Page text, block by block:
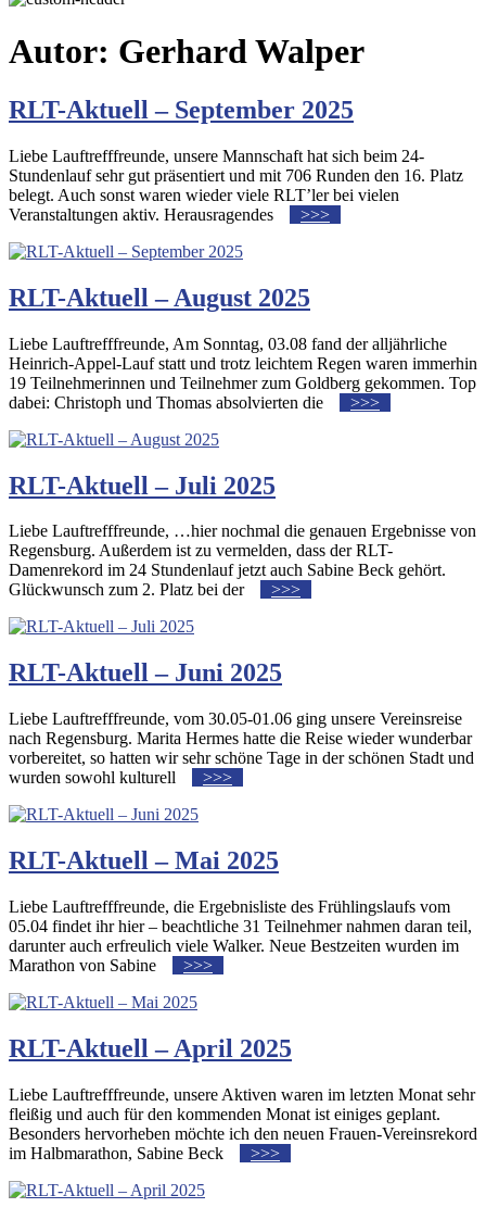
Autor: Gerhard Walper
RLT-Aktuell – September 2025
Liebe Lauftrefffreunde, unsere Mannschaft hat sich beim 24-
Stundenlauf sehr gut präsentiert und mit 706 Runden den 16. Platz
belegt. Auch sonst waren wieder viele RLT’ler bei vielen
Veranstaltungen aktiv. Herausragendes
>>>
RLT-Aktuell – August 2025
Liebe Lauftrefffreunde, Am Sonntag, 03.08 fand der alljährliche
Heinrich-Appel-Lauf statt und trotz leichtem Regen waren immerhin
19 Teilnehmerinnen und Teilnehmer zum Goldberg gekommen. Top
dabei: Christoph und Thomas absolvierten die
>>>
RLT-Aktuell – Juli 2025
Liebe Lauftrefffreunde, …hier nochmal die genauen Ergebnisse von
Regensburg. Außerdem ist zu vermelden, dass der RLT-
Damenrekord im 24 Stundenlauf jetzt auch Sabine Beck gehört.
Glückwunsch zum 2. Platz bei der
>>>
RLT-Aktuell – Juni 2025
Liebe Lauftrefffreunde, vom 30.05-01.06 ging unsere Vereinsreise
nach Regensburg. Marita Hermes hatte die Reise wieder wunderbar
vorbereitet, so hatten wir sehr schöne Tage in der schönen Stadt und
wurden sowohl kulturell
>>>
RLT-Aktuell – Mai 2025
Liebe Lauftrefffreunde, die Ergebnisliste des Frühlingslaufs vom
05.04 findet ihr hier – beachtliche 31 Teilnehmer nahmen daran teil,
darunter auch erfreulich viele Walker. Neue Bestzeiten wurden im
Marathon von Sabine
>>>
RLT-Aktuell – April 2025
Liebe Lauftrefffreunde, unsere Aktiven waren im letzten Monat sehr
fleißig und auch für den kommenden Monat ist einiges geplant.
Besonders hervorheben möchte ich den neuen Frauen-Vereinsrekord
im Halbmarathon, Sabine Beck
>>>